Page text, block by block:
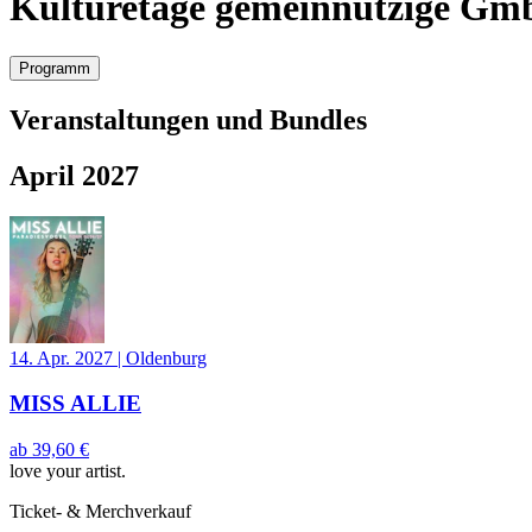
Programm
Veranstaltungen und Bundles
April 2027
14. Apr. 2027 | Oldenburg
MISS ALLIE
ab 39,60 €
love your artist.
Ticket- & Merchverkauf